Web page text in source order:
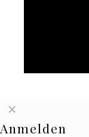
✕
Anmelden